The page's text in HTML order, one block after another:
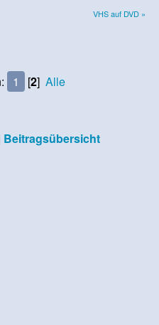
VHS auf DVD »
1 [2]Alle
Beitragsübersicht